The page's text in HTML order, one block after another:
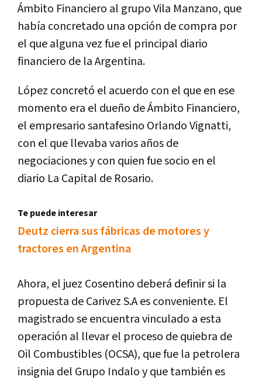
Ámbito Financiero al grupo Vila Manzano, que
había concretado una opción de compra por
el que alguna vez fue el principal diario
financiero de la Argentina.
López concretó el acuerdo con el que en ese
momento era el dueño de Ámbito Financiero,
el empresario santafesino Orlando Vignatti,
con el que llevaba varios años de
negociaciones y con quien fue socio en el
diario La Capital de Rosario.
Te puede interesar
Deutz cierra sus fábricas de motores y
tractores en Argentina
Ahora, el juez Cosentino deberá definir si la
propuesta de Carivez S.A es conveniente. El
magistrado se encuentra vinculado a esta
operación al llevar el proceso de quiebra de
Oil Combustibles (OCSA), que fue la petrolera
insignia del Grupo Indalo y que también es